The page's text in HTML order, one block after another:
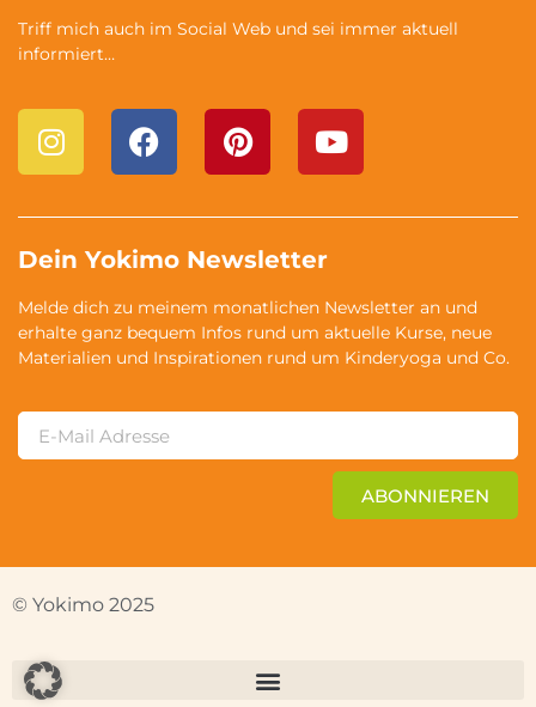
Triff mich auch im Social Web und sei immer aktuell
informiert…
Dein Yokimo Newsletter
Melde dich zu meinem monatlichen Newsletter an und
erhalte ganz bequem Infos rund um aktuelle Kurse, neue
Materialien und Inspirationen rund um Kinderyoga und Co.
ABONNIEREN
© Yokimo 2025